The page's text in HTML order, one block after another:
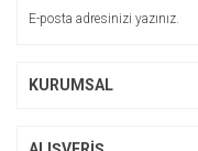
Ürün fiyatı diğer
KURUMSAL